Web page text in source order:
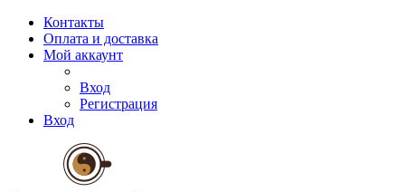
Контакты
Оплата и доставка
Мой аккаунт
Вход
Регистрация
Вход